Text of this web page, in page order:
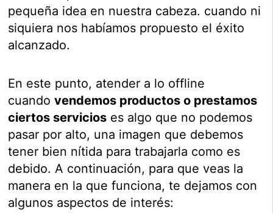
pequeña idea en nuestra cabeza. cuando ni
siquiera nos habíamos propuesto el éxito
alcanzado.
En este punto, atender a lo offline
cuandovendemos productos o prestamos
ciertos servicios es algo que no podemos
pasar por alto, una imagen que debemos
tener bien nítida para trabajarla como es
debido. A continuación, para que veas la
manera en la que funciona, te dejamos con
algunos aspectos de interés: